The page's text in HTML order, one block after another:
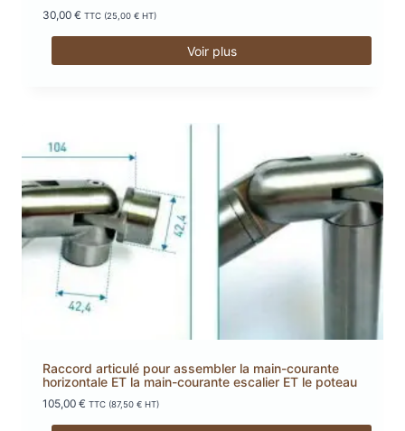
30,00 € TTC (25,00 € HT)
Voir plus
Raccord articulé pour assembler la main-courante
horizontale ET la main-courante escalier ET le poteau
105,00 € TTC (87,50 € HT)